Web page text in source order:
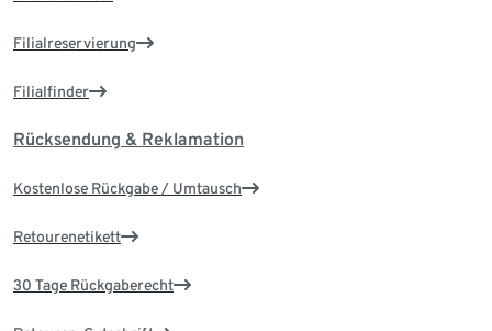
Filialreservierung
Filialfinder
Rücksendung & Reklamation
Kostenlose Rückgabe / Umtausch
Retourenetikett
30 Tage Rückgaberecht